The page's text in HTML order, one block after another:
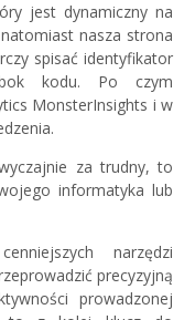
jest dynamiczny na
nasza strona
spisać identyfikator
kodu. Po czym
MonsterInsights i w
za trudny, to
informatyka lub
narzędzi
precyzyjną
prowadzonej